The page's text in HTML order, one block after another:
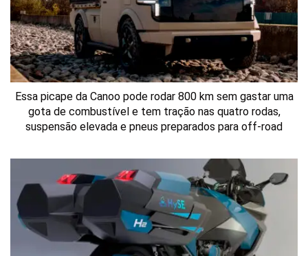
Essa picape da Canoo pode rodar 800 km sem gastar uma
gota de combustível e tem tração nas quatro rodas,
suspensão elevada e pneus preparados para off-road